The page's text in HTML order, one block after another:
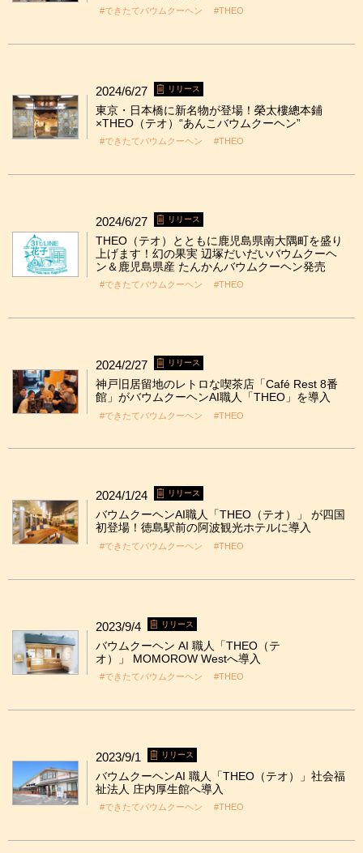
#できたてバウムクーヘン #THEO
2024/6/27 リリース
東京・日本橋に新名物が登場！榮太樓總本鋪
×THEO（テオ）“あんこバウムクーヘン”
#できたてバウムクーヘン #THEO
2024/6/27 リリース
THEO（テオ）とともに鹿児島県南大隅町を盛り
上げます！幻の果実 辺塚だいだいバウムクーヘ
ン＆鹿児島県産 たんかんバウムクーヘン発売
#できたてバウムクーヘン #THEO
2024/2/27 リリース
神戸旧居留地のレトロな喫茶店「Café Rest 8番
館」がバウムクーヘンAI職人「THEO」を導入
#できたてバウムクーヘン #THEO
2024/1/24 リリース
バウムクーヘンAI職人「THEO（テオ）」 が四国
初登場！徳島駅前の阿波観光ホテルに導入
#できたてバウムクーヘン #THEO
2023/9/4 リリース
バウムクーヘン AI 職人「THEO（テ
オ）」 MOMOROW Westへ導入
#できたてバウムクーヘン #THEO
2023/9/1 リリース
バウムクーヘンAI 職人「THEO（テオ）」社会福
祉法人 庄内厚生館へ導入
#できたてバウムクーヘン #THEO